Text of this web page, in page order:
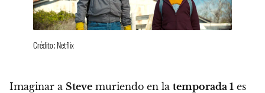
Crédito: Netflix
Imaginar a Steve muriendo en la temporada 1 es